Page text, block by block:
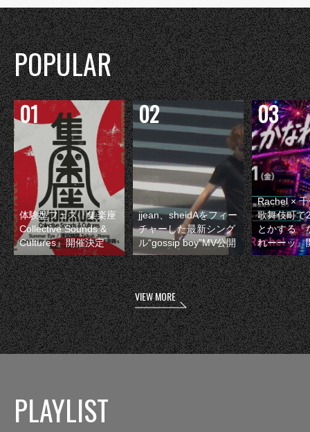
POPULAR
体験型フェス『集楽座
Collective Sounds &
Cultures』開催決定
jjean、sheidAをフィー
チャーした最新シング
ル“gossip boy”MV公開
Rachel ×
歌舞伎町で
とかする『
れーーッ』
VIEW MORE
PLAYLIST